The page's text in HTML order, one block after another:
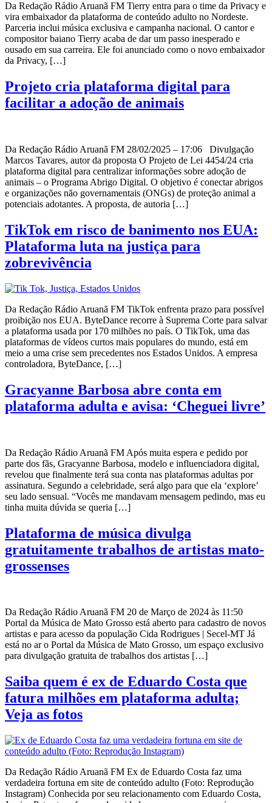
Da Redação Rádio Aruanã FM Tierry entra para o time da Privacy e
vira embaixador da plataforma de conteúdo adulto no Nordeste.
Parceria inclui música exclusiva e campanha nacional. O cantor e
compositor baiano Tierry acaba de dar um passo inesperado e
ousado em sua carreira. Ele foi anunciado como o novo embaixador
da Privacy, […]
Projeto cria plataforma digital para
facilitar a adoção de animais
Da Redação Rádio Aruanã FM 28/02/2025 – 17:06 Divulgação
Marcos Tavares, autor da proposta O Projeto de Lei 4454/24 cria
plataforma digital para centralizar informações sobre adoção de
animais – o Programa Abrigo Digital. O objetivo é conectar abrigos
e organizações não governamentais (ONGs) de proteção animal a
potenciais adotantes. A proposta, de autoria […]
TikTok em risco de banimento nos EUA:
Plataforma luta na justiça para
zobrevivência
Da Redação Rádio Aruanã FM TikTok enfrenta prazo para possível
proibição nos EUA. ByteDance recorre à Suprema Corte para salvar
a plataforma usada por 170 milhões no país. O TikTok, uma das
plataformas de vídeos curtos mais populares do mundo, está em
meio a uma crise sem precedentes nos Estados Unidos. A empresa
controladora, ByteDance, […]
Gracyanne Barbosa abre conta em
plataforma adulta e avisa: ‘Cheguei livre’
Da Redação Rádio Aruanã FM Após muita espera e pedido por
parte dos fãs, Gracyanne Barbosa, modelo e influenciadora digital,
revelou que finalmente terá sua conta nas plataformas adultas por
assinatura. Segundo a celebridade, será algo para que ela ‘explore’
seu lado sensual. “Vocês me mandavam mensagem pedindo, mas eu
tinha muita dúvida se queria […]
Plataforma de música divulga
gratuitamente trabalhos de artistas mato-
grossenses
Da Redação Rádio Aruanã FM 20 de Março de 2024 às 11:50
Portal da Música de Mato Grosso está aberto para cadastro de novos
artistas e para acesso da população Cida Rodrigues | Secel-MT Já
está no ar o Portal da Música de Mato Grosso, um espaço exclusivo
para divulgação gratuita de trabalhos dos artistas […]
Saiba quem é ex de Eduardo Costa que
fatura milhões em plataforma adulta;
Veja as fotos
Da Redação Rádio Aruanã FM Ex de Eduardo Costa faz uma
verdadeira fortuna em site de conteúdo adulto (Foto: Reprodução
Instagram) Conhecida por seu relacionamento com Eduardo Costa,